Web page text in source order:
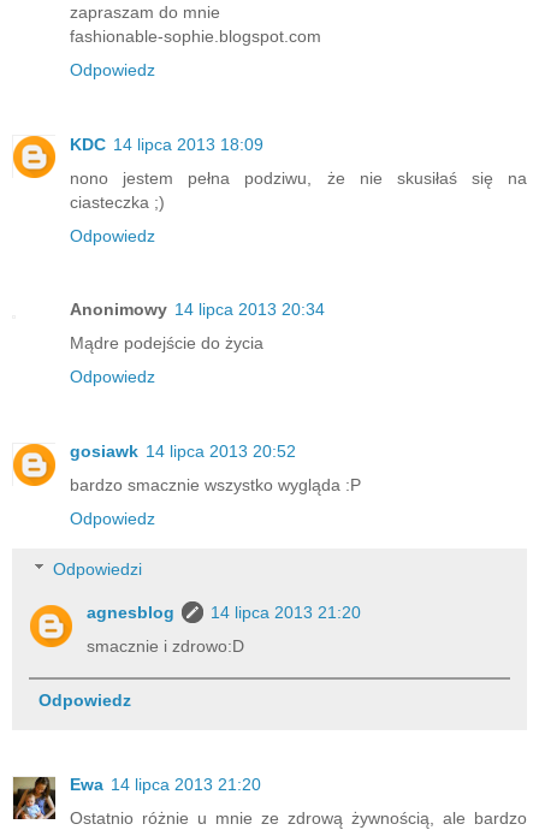
zapraszam do mnie
fashionable-sophie.blogspot.com
Odpowiedz
KDC 14 lipca 2013 18:09
nono jestem pełna podziwu, że nie skusiłaś się na
ciasteczka ;)
Odpowiedz
Anonimowy 14 lipca 2013 20:34
Mądre podejście do życia
Odpowiedz
gosiawk 14 lipca 2013 20:52
bardzo smacznie wszystko wygląda :P
Odpowiedz
Odpowiedzi
agnesblog
14 lipca 2013 21:20
smacznie i zdrowo:D
Odpowiedz
Ewa 14 lipca 2013 21:20
Ostatnio różnie u mnie ze zdrową żywnością, ale bardzo